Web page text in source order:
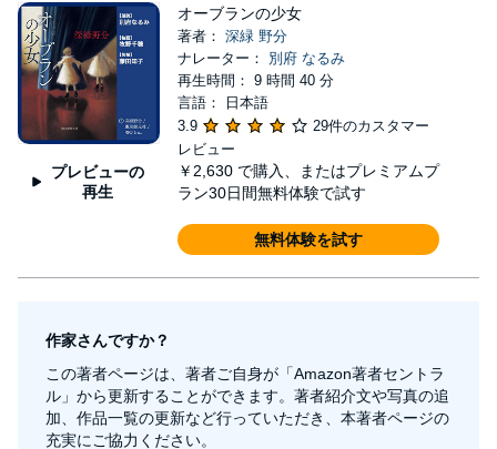
プレビューの
再生
オーブランの少女
著者： 深緑 野分
ナレーター： 別府 なるみ
再生時間： 9 時間 40 分
言語： 日本語
3.9
29件のカスタマー
レビュー
￥2,630 で購入、またはプレミアムプ
ラン30日間無料体験で試す
無料体験を試す
作家さんですか？
この著者ページは、著者ご自身が「Amazon著者セントラ
ル」から更新することができます。著者紹介文や写真の追
加、作品一覧の更新など行っていただき、本著者ページの
充実にご協力ください。